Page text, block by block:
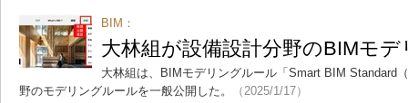
BIM：
大林組が設備設計分野のBIMモ
大林組は、BIMモデリングルール「Smart BIM Standard
野のモデリングルールを一般公開した。
（2025/1/17）